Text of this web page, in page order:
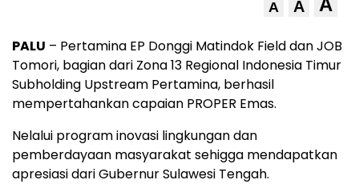
A A A
PALU – Pertamina EP Donggi Matindok Field dan JOB
Tomori, bagian dari Zona 13 Regional Indonesia Timur
Subholding Upstream Pertamina, berhasil
mempertahankan capaian PROPER Emas.
Nelalui program inovasi lingkungan dan
pemberdayaan masyarakat sehigga mendapatkan
apresiasi dari Gubernur Sulawesi Tengah.